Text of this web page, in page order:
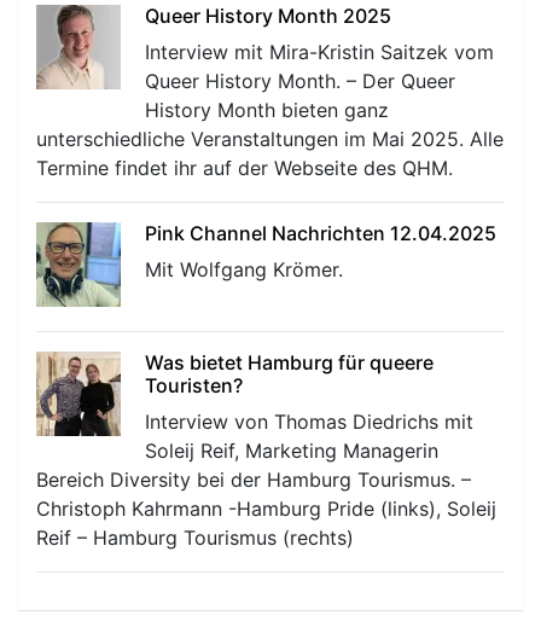
Queer History Month 2025
Interview mit Mira-Kristin Saitzek vom
Queer History Month. – Der Queer
History Month bieten ganz
unterschiedliche Veranstaltungen im Mai 2025. Alle
Termine findet ihr auf der Webseite des QHM.
Pink Channel Nachrichten 12.04.2025
Mit Wolfgang Krömer.
Was bietet Hamburg für queere
Touristen?
Interview von Thomas Diedrichs mit
Soleij Reif, Marketing Managerin
Bereich Diversity bei der Hamburg Tourismus. –
Christoph Kahrmann -Hamburg Pride (links), Soleij
Reif – Hamburg Tourismus (rechts)